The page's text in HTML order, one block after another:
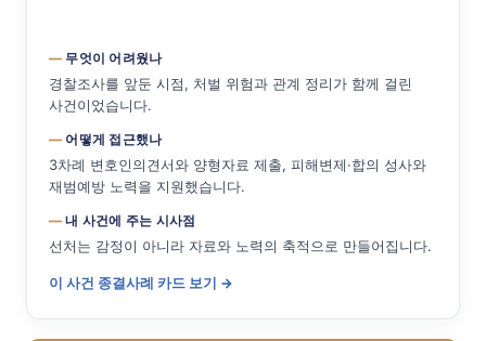
무엇이 어려웠나
경찰조사를 앞둔 시점, 처벌 위험과 관계 정리가 함께 걸린
사건이었습니다.
어떻게 접근했나
3차례 변호인의견서와 양형자료 제출, 피해변제·합의 성사와
재범예방 노력을 지원했습니다.
내 사건에 주는 시사점
선처는 감정이 아니라 자료와 노력의 축적으로 만들어집니다.
이 사건 종결사례 카드 보기 →